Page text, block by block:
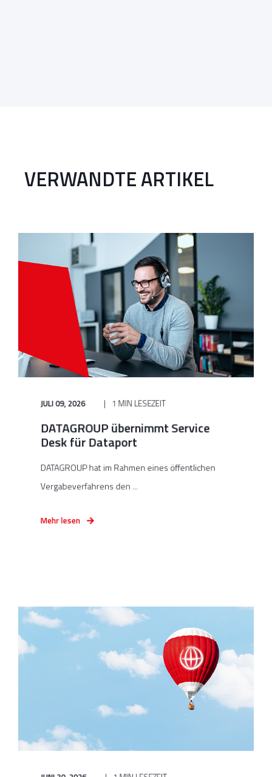
VERWANDTE ARTIKEL
JULI 09, 2026 1 MIN LESEZEIT
DATAGROUP übernimmt Service
Desk für Dataport
DATAGROUP hat im Rahmen eines öffentlichen
Vergabeverfahrens den ...
Mehr lesen